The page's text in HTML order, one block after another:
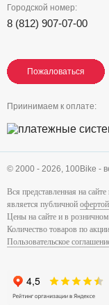
Городской номер:
8 (812) 907-07-00
Пожаловаться
Пожаловаться
Пожаловаться
Приинимаем к оплате:
© 2000 - 2026, 100Bike -
Вся представленная на
является публичной офертой
Цены на сайте и в
Количество товаров по
Пользовательское